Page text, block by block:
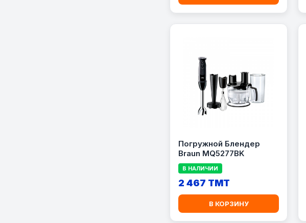
Погружной Блендер
Braun MQ5277BK
В НАЛИЧИИ
2 467 TMT
В КОРЗИНУ